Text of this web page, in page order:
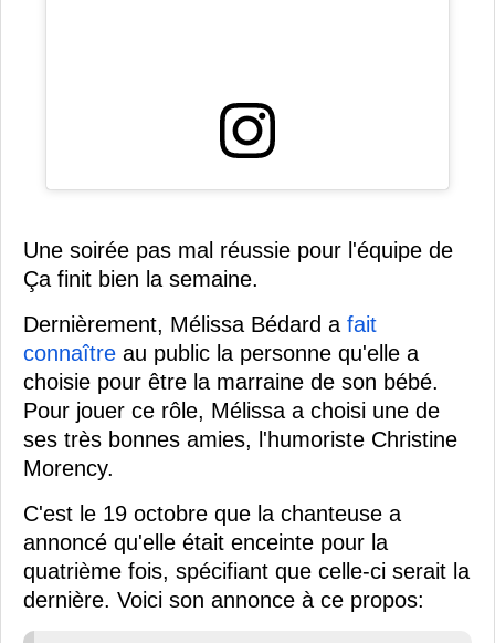
Une soirée pas mal réussie pour l'équipe de
Ça finit bien la semaine.
Dernièrement, Mélissa Bédard a fait
connaître au public la personne qu'elle a
choisie pour être la marraine de son bébé.
Pour jouer ce rôle, Mélissa a choisi une de
ses très bonnes amies, l'humoriste Christine
Morency.
C'est le 19 octobre que la chanteuse a
annoncé qu'elle était enceinte pour la
quatrième fois, spécifiant que celle-ci serait la
dernière. Voici son annonce à ce propos: